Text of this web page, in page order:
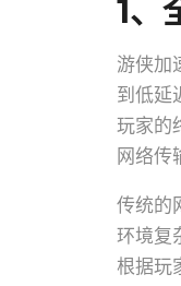
1、
游侠加
到低延
玩家的
网络传
传统的
环境复
根据玩